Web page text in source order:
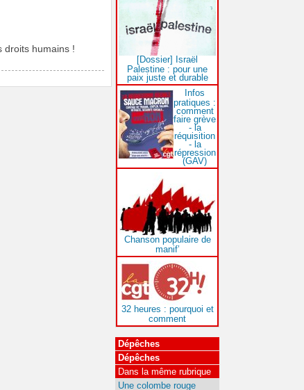
droits humains !
[Dossier] Israël
Palestine : pour une
paix juste et durable
Infos
pratiques :
comment
faire grève
- la
réquisition
- la
répression
(GAV)
Chanson populaire de
manif’
32 heures : pourquoi et
comment
Dépêches
Dépêches
Dans la même rubrique
Une colombe rouge